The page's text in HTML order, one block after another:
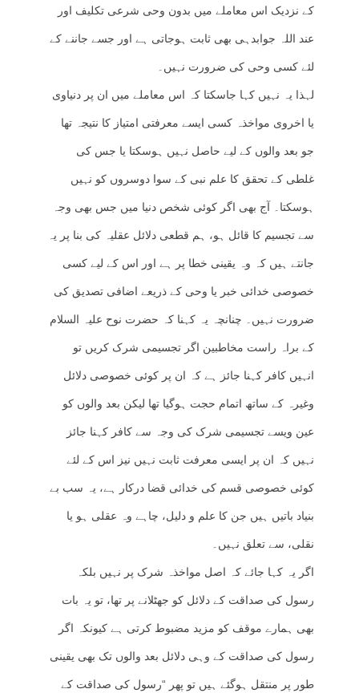
کے نزدیک اس معاملے میں بدون وحی شرعی تکلیف اور
عند اللہ جوابدہی بھی ثابت ہوجاتی ہے اور جسے جاننے کے
لئے کسی وحی کی ضرورت نہیں۔
لہذا یہ نہیں کہا جاسکتا کہ اس معاملے میں ان پر دنیاوی
یا اخروی مواخذہ کسی ایسے معرفتی امتیاز کا نتیجہ تھا
جو بعد والوں کے لیے حاصل نہیں ہوسکتا یا جس کی
غلطی کے تحقق کا علم نبی کے سوا دوسروں کو نہیں
ہوسکتا۔ آج بھی اگر کوئی شخص دنیا میں جس بھی وجہ
سے تجسیم کا قائل ہو، ہم قطعی دلائل عقلیہ کی بنا پر یہ
جانتے ہیں کہ وہ یقینی خطا پر ہے اور اس کے لیے کسی
خصوصی خدائی خبر یا وحی کے ذریعے اضافی تصدیق کی
ضرورت نہیں۔ چنانچہ یہ کہنا کہ حضرت نوح علیہ السلام
کے براہ راست مخاطبین اگر تجسیمی شرک کریں تو
انہیں کافر کہنا جائز ہے کہ ان پر کوئی خصوصی دلائل
وغیرہ کے ساتھ اتمام حجت ہوگیا تھا لیکن بعد والوں کو
عین ویسے تجسیمی شرک کی وجہ سے کافر کہنا جائز
نہیں کہ ان پر ایسی معرفت ثابت نہیں نیز اس کے لئے
کوئی خصوصی قسم کی خدائی قضا درکار ہے، یہ سب بے
بنیاد باتیں ہیں جن کا علم و دلیل، چاہے وہ عقلی ہو یا
نقلی، سے تعلق نہیں۔
اگر یہ کہا جائے کہ اصل مواخذہ شرک پر نہیں بلکہ
رسول کی صداقت کے دلائل کو جھٹلانے پر تھا، تو یہ بات
بھی ہمارے موقف کو مزید مضبوط کرتی ہے کیونکہ اگر
رسول کی صداقت کے وہی دلائل بعد والوں تک بھی یقینی
طور پر منتقل ہوگئے ہیں تو پھر “رسول کی صداقت کے